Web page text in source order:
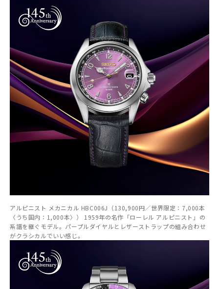
アルピニスト メカニカル HBC006J（130,900円／世界限定：7,000本
〈うち国内：1,000本〉） 1959年の名作「ローレル アルピニスト」の
系譜を継ぐモデル。パープルダイヤルとレザーストラップの組み合わせ
がクラシカルでいい感じ。